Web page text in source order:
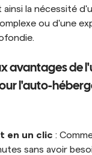
ainsi la nécessité
ou d'une
avantages de
l'auto-
en un clic :
sans avoir